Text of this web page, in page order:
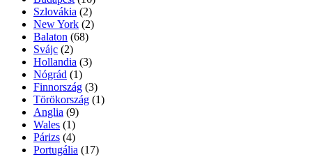
Szlovákia (2)
New York (2)
Balaton (68)
Svájc (2)
Hollandia (3)
Nógrád (1)
Finnország (3)
Törökország (1)
Anglia (9)
Wales (1)
Párizs (4)
Portugália (17)